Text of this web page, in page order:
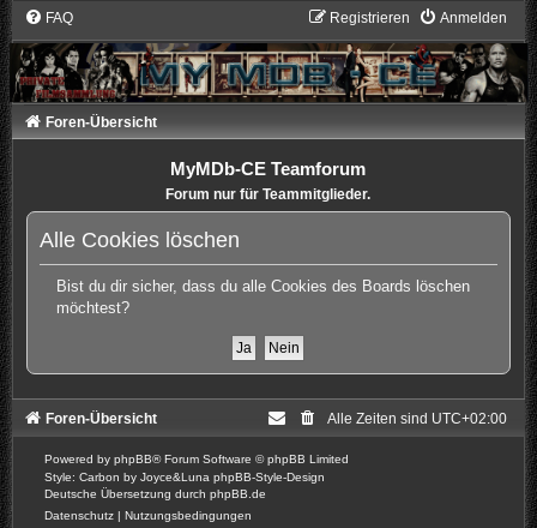
FAQ Anmelden
Registrieren
Foren-Übersicht
MyMDb-CE Teamforum
Forum nur für Teammitglieder.
Alle Cookies löschen
Bist du dir sicher, dass du alle Cookies des Boards löschen
möchtest?
Foren-Übersicht Alle Zeiten sind UTC+02:00
Powered by phpBB® Forum Software © phpBB Limited
Style: Carbon by Joyce&Luna phpBB-Style-Design
Deutsche Übersetzung durch phpBB.de
Datenschutz | Nutzungsbedingungen